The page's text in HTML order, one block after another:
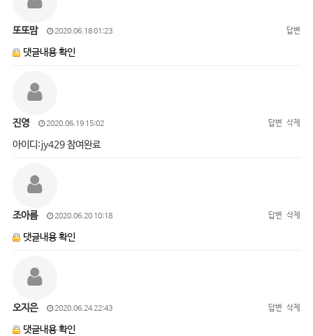
또또맘 2020.06.18 01:23 답변
댓글내용 확인
진영 2020.06.19 15:02 답변 삭제
아이디:jy429 참여완료
조아름 2020.06.20 10:18 답변 삭제
댓글내용 확인
오지은 2020.06.24 22:43 답변 삭제
댓글내용 확인